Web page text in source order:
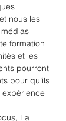
nous les
formation
et les
pourront
pour qu’ils
La